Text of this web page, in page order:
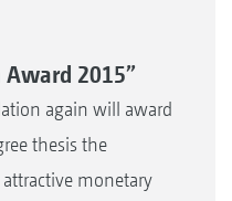
2015”
again will award
thesis the
monetary